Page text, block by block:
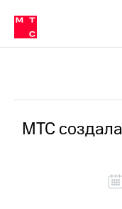
Медиа-центр
и акционерам
Устойчивое развитие
Комплаенс и деловая
компании
Карьера
История
Руководство
в МТС
Пресс-
релизы
о
МТС